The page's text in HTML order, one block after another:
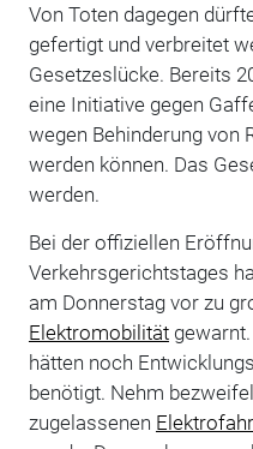
Von Toten dagegen
gefertigt und verbreitet
Gesetzeslücke. Bereits
eine Initiative gegen
wegen Behinderung von
werden können. Das
werden.
Bei der offiziellen
Verkehrsgerichtstages
am Donnerstag vor zu
Elektromobilitätgewarnt.
hätten noch
benötigt. Nehm
zugelassenen